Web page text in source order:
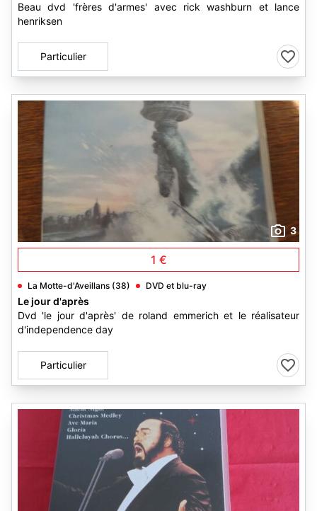
Beau dvd 'frères d'armes' avec rick washburn et lance
henriksen
Particulier
3
1 €
La Motte-d'Aveillans (38) DVD et blu-ray
Le jour d'après
Dvd 'le jour d'après' de roland emmerich et le réalisateur
d'independence day
Particulier